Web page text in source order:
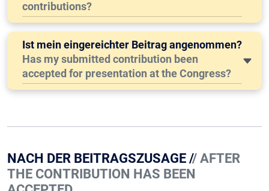
contributions?
Ist mein eingereichter Beitrag angenommen?
Has my submitted contribution been
accepted for presentation at the Congress?
NACH DER BEITRAGSZUSAGE // AFTER
THE CONTRIBUTION HAS BEEN